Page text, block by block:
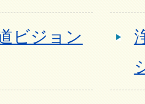
ビジョン